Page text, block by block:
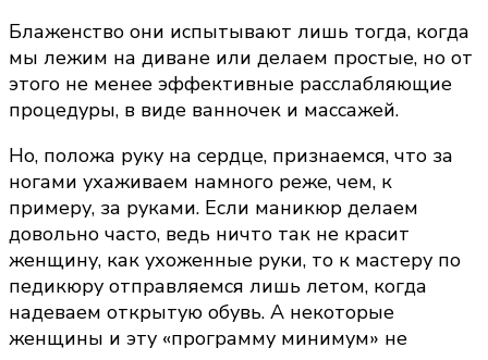
Блаженство они испытывают лишь тогда, когда
мы лежим на диване или делаем простые, но от
этого не менее эффективные расслабляющие
процедуры, в виде ванночек и массажей.
Но, положа руку на сердце, признаемся, что за
ногами ухаживаем намного реже, чем, к
примеру, за руками. Если маникюр делаем
довольно часто, ведь ничто так не красит
женщину, как ухоженные руки, то к мастеру по
педикюру отправляемся лишь летом, когда
надеваем открытую обувь. А некоторые
женщины и эту «программу минимум» не